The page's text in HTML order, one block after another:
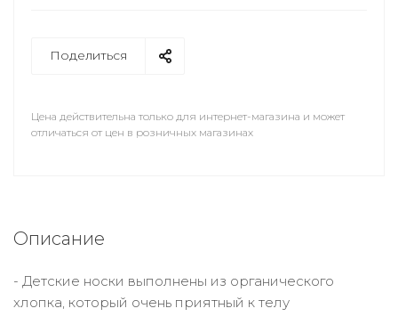
Поделиться
Цена действительна только для интернет-магазина и может
отличаться от цен в розничных магазинах
Описание
- Детские носки выполнены из органического
хлопка, который очень приятный к телу